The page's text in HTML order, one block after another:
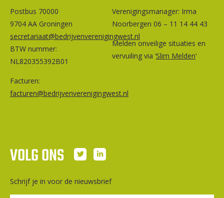
Postbus 70000
9704 AA Groningen
secretariaat@bedrijvenverenigingwest.nl
BTW nummer:
NL820355392B01
Facturen:
facturen@bedrijvenverenigingwest.nl
Ver­e­ni­gings­ma­na­ger: Irma
Noorbergen 06 – 11 14 44 43
Melden onveilige situaties en
vervuiling via ‘Slim Melden‘
VOLG ONS
Schrijf je in voor de nieuwsbrief